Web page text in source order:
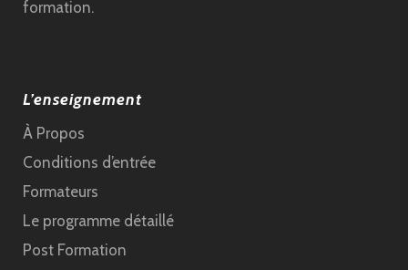
formation.
L’enseignement
À Propos
Conditions d’entrée
Formateurs
Le programme détaillé
Post Formation